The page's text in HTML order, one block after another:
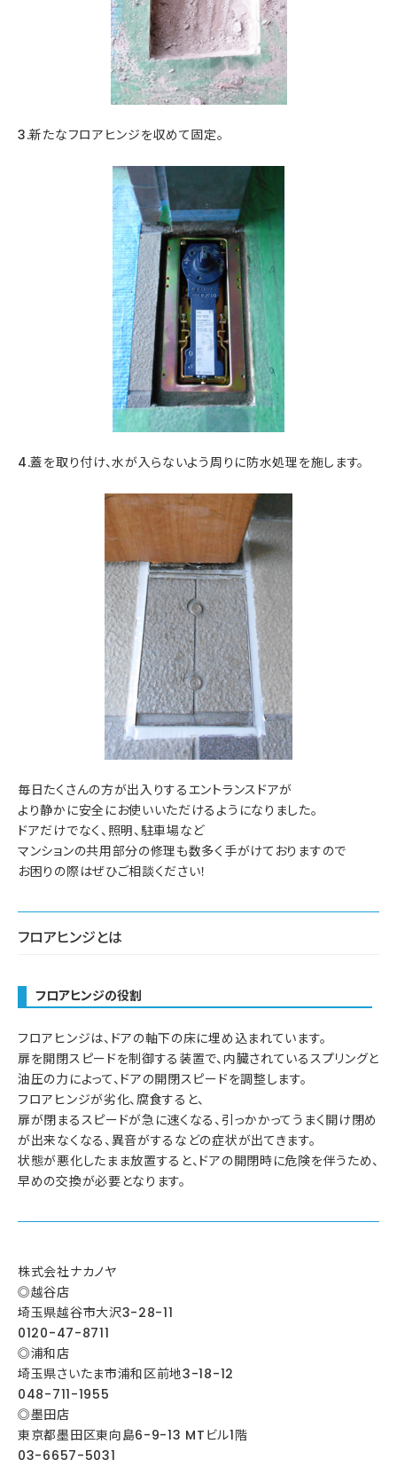
3.新たなフロアヒンジを収めて固定。
4.蓋を取り付け、水が入らないよう周りに防水処理を施します。
毎日たくさんの方が出入りするエントランスドアが
より静かに安全にお使いいただけるようになりました。
ドアだけでなく、照明、駐車場など
マンションの共用部分の修理も数多く手がけておりますので
お困りの際はぜひご相談ください！
フロアヒンジとは
フロアヒンジの役割
フロアヒンジは、ドアの軸下の床に埋め込まれています。
扉を開閉スピードを制御する装置で、内臓されているスプリングと
油圧の力によって、ドアの開閉スピードを調整します。
フロアヒンジが劣化、腐食すると、
扉が閉まるスピードが急に速くなる、引っかかってうまく開け閉め
が出来なくなる、異音がするなどの症状が出てきます。
状態が悪化したまま放置すると、ドアの開閉時に危険を伴うため、
早めの交換が必要となります。
株式会社ナカノヤ
◎越谷店
埼玉県越谷市大沢3-28-11
0120-47-8711
◎浦和店
埼玉県さいたま市浦和区前地3-18-12
048-711-1955
◎墨田店
東京都墨田区東向島6-9-13 MTビル1階
03-6657-5031